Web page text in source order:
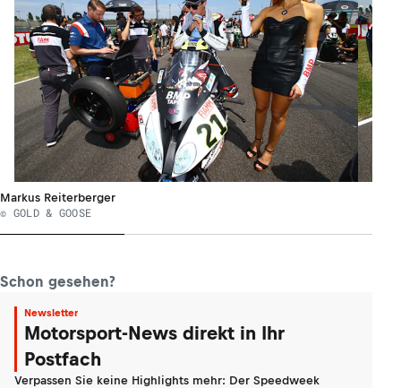
Markus Reiterberger
© GOLD & GOOSE
Schon gesehen?
Newsletter
Motorsport-News direkt in Ihr
Postfach
Verpassen Sie keine Highlights mehr: Der Speedweek